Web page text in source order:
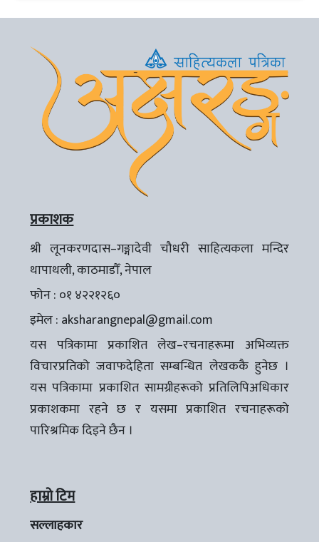
प्रकाशक
श्री लूनकरणदास–गङ्गादेवी चौधरी साहित्यकला मन्दिर
थापाथली, काठमाडौँ, नेपाल
फोन : ०१ ४२२१२६०
इमेल : aksharangnepal@gmail.com
यस पत्रिकामा प्रकाशित लेख–रचनाहरूमा अभिव्यक्त
विचारप्रतिको जवाफदेहिता सम्बन्धित लेखककै हुनेछ ।
यस पत्रिकामा प्रकाशित सामग्रीहरूको प्रतिलिपिअधिकार
प्रकाशकमा रहने छ र यसमा प्रकाशित रचनाहरूको
पारिश्रमिक दिइने छैन ।
हाम्रो टिम
सल्लाहकार